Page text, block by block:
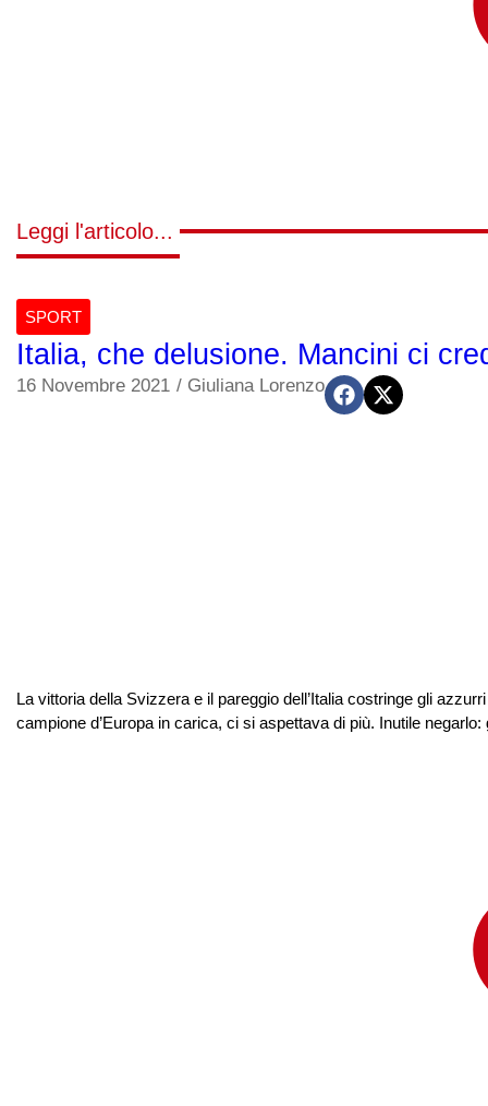
Leggi l'articolo...
SPORT
Italia, che delusione. Mancini ci
16 Novembre 2021 / Giuliana Lorenzo
La vittoria della Svizzera e il pareggio dell’Italia costringe gli
campione d’Europa in carica, ci si aspettava di più. Inutile